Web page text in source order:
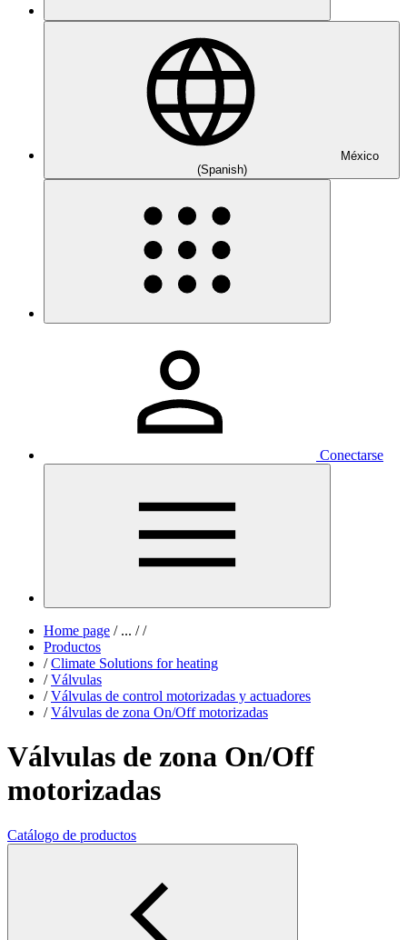
México
(Spanish)
Conectarse
Home page /... / /
Productos
/ Climate Solutions for heating
/ Válvulas
/ Válvulas de control motorizadas y actuadores
/ Válvulas de zona On/Off motorizadas
Válvulas de zona On/Off
motorizadas
Catálogo de productos